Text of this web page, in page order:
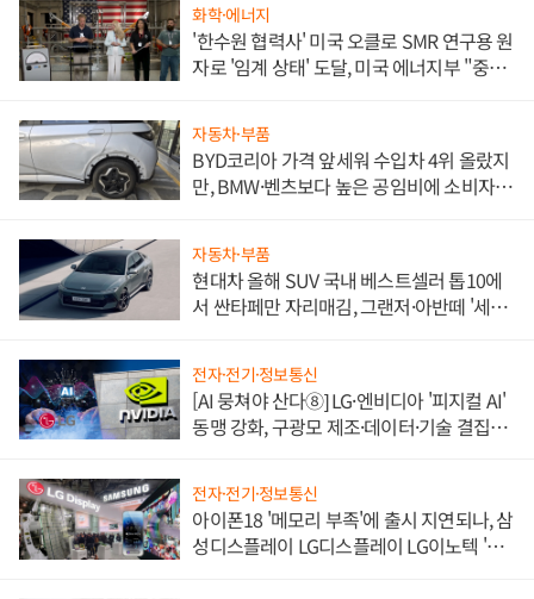
화학·에너지
'한수원 협력사' 미국 오클로 SMR 연구용 원
자로 '임계 상태' 도달, 미국 에너지부 "중요
자동차·부품
BYD코리아 가격 앞세워 수입차 4위 올랐지
만, BMW·벤츠보다 높은 공임비에 소비자
자동차·부품
현대차 올해 SUV 국내 베스트셀러 톱10에
서 싼타페만 자리매김, 그랜저·아반떼 '세단
전자·전기·정보통신
[AI 뭉쳐야 산다⑧] LG·엔비디아 '피지컬 AI'
동맹 강화, 구광모 제조·데이터·기술 결집
전자·전기·정보통신
아이폰18 '메모리 부족'에 출시 지연되나, 삼
성디스플레이 LG디스플레이 LG이노텍 '탈